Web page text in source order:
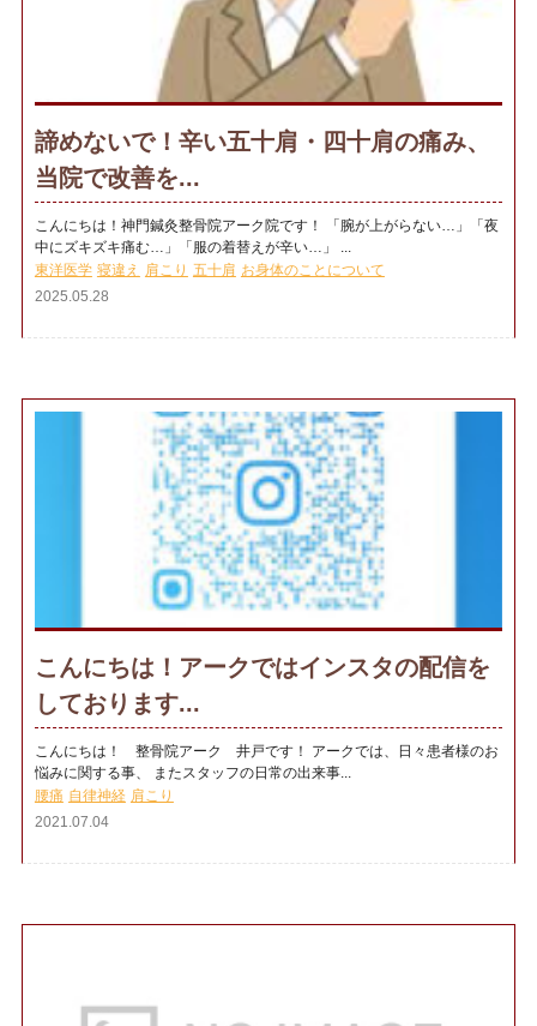
諦めないで！辛い五十肩・四十肩の痛み、
当院で改善を...
こんにちは！神門鍼灸整骨院アーク院です！ 「腕が上がらない…」「夜
中にズキズキ痛む…」「服の着替えが辛い…」 ...
東洋医学 寝違え 肩こり 五十肩 お身体のことについて
2025.05.28
こんにちは！アークではインスタの配信を
しております...
こんにちは！ 整骨院アーク 井戸です！ アークでは、日々患者様のお
悩みに関する事、 またスタッフの日常の出来事...
腰痛 自律神経 肩こり
2021.07.04